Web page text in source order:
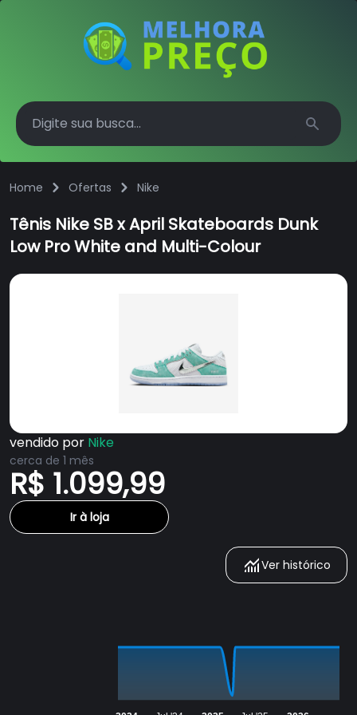
Search
Home Ofertas Nike
Tênis Nike SB x April Skateboards Dunk
Low Pro White and Multi-Colour
vendido por Nike
cerca de 1 mês
R$ 1.099,99
Ir à loja
Ver histórico